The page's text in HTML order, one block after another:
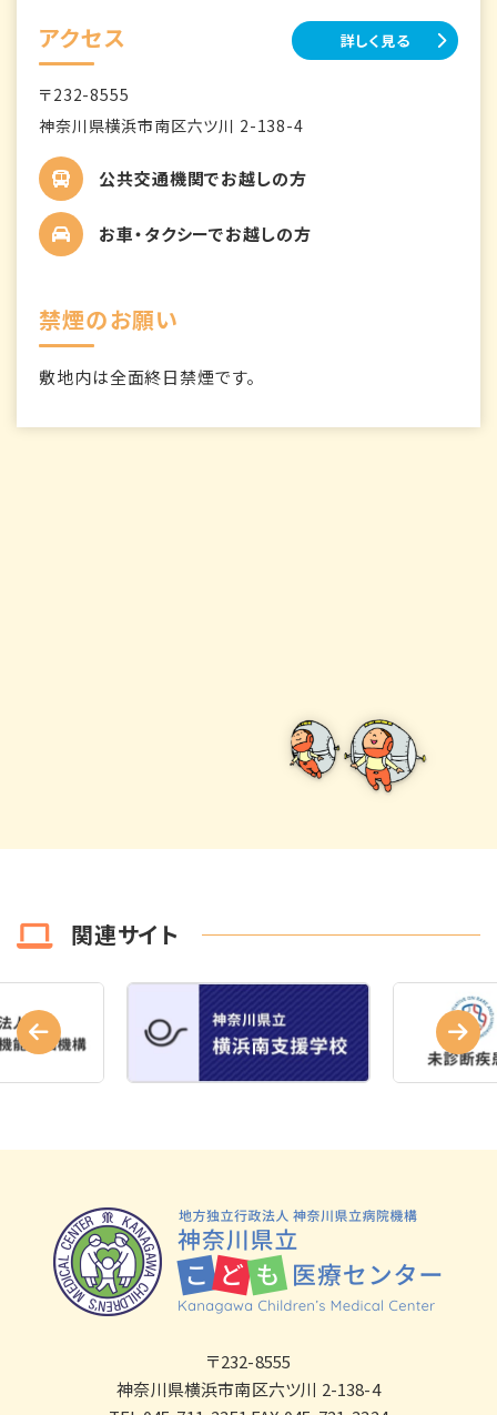
アクセス 詳しく見る
〒232-8555
神奈川県横浜市南区六ツ川 2-138-4
公共交通機関でお越しの方
お車・タクシーでお越しの方
禁煙のお願い
敷地内は全面終日禁煙です。
関連サイト
〒232-8555
神奈川県横浜市南区六ツ川 2-138-4